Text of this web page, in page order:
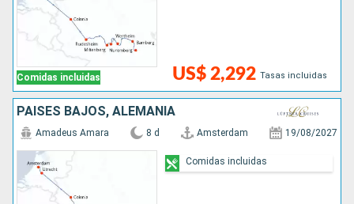
Comidas incluidas US$ 2,292 Tasas incluidas
PAISES BAJOS, ALEMANIA
Amadeus Amara 8 d Amsterdam 19/08/2027
Comidas incluidas